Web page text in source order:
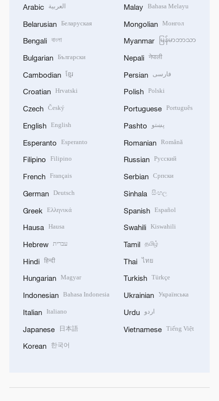
Arabic العربية
Belarusian Беларуская
Bengali বাংলা
Bulgarian Български
Cambodian ខ្មែរ
Croatian Hrvatski
Czech Český
English English
Esperanto Esperanto
Filipino Filipino
French Français
German Deutsch
Greek Ελληνικά
Hausa Hausa
Hebrew עברית
Hindi हिन्दी
Hungarian Magyar
Indonesian Bahasa Indonesia
Italian Italiano
Japanese 日本語
Korean 한국어
Malay Bahasa Melayu
Mongolian Монгол
Myanmar မြန်မာဘာသာ
Nepali नेपाली
Persian فارسی
Polish Polski
Portuguese Português
Pashto پښتو
Romanian Română
Russian Русский
Serbian Српски
Sinhala සිංහල
Spanish Español
Swahili Kiswahili
Tamil தமிழ்
Thai ไทย
Turkish Türkçe
Ukrainian Українська
Urdu اردو
Vietnamese Tiếng Việt